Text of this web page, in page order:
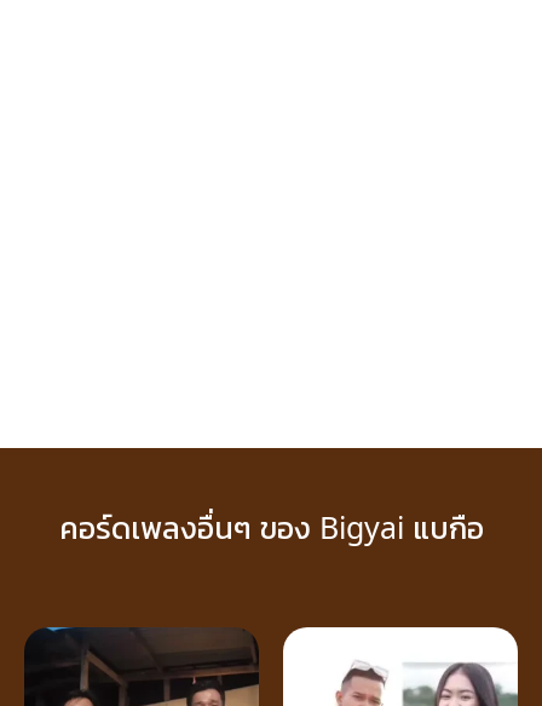
คอร์ดเพลงอื่นๆ ของ Bigyai แบกือ